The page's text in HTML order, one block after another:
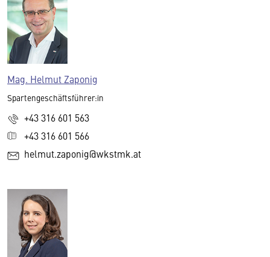
Mag. Helmut Zaponig
Spartengeschäftsführer:in
+43 316 601 563
+43 316 601 566
helmut.zaponig@wkstmk.at